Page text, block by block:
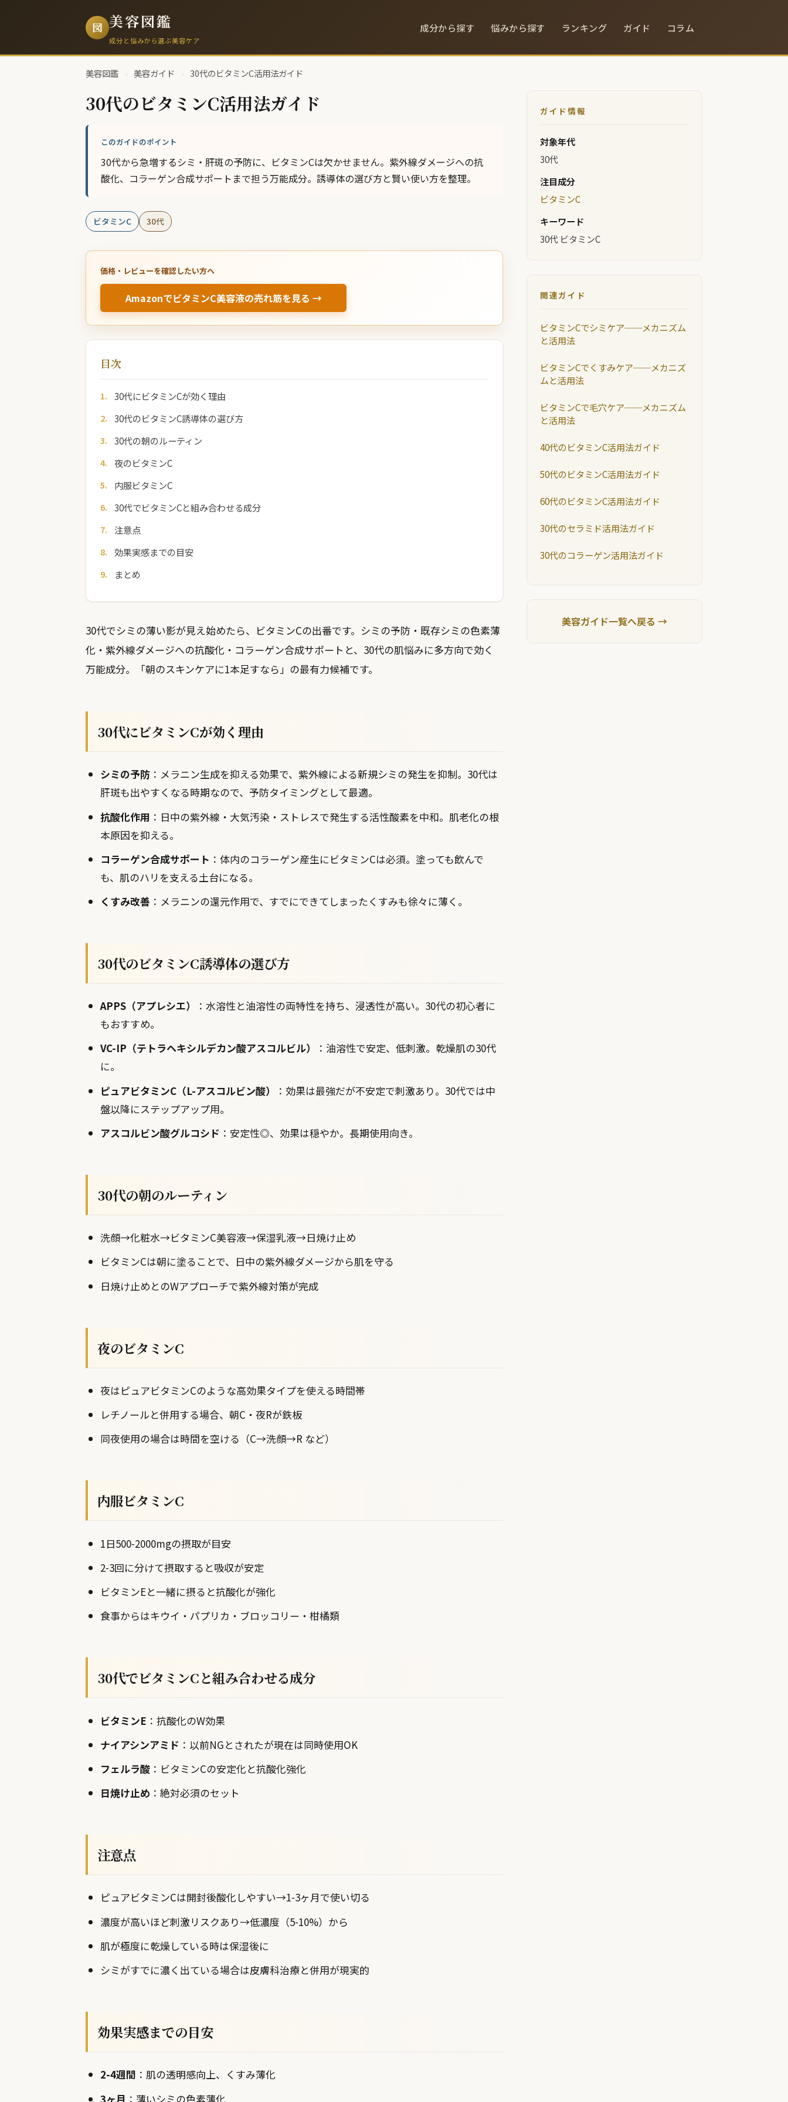
図 美容図鑑
成分と悩みから選ぶ美容ケア
成分から探す 悩みから探す ランキング ガイド コラム
美容図鑑 › 美容ガイド › 30代のビタミンC活用法ガイド
30代のビタミンC活用法ガイド
このガイドのポイント
30代から急増するシミ・肝斑の予防に、ビタミンCは欠かせません。紫外線ダメージへの抗
酸化、コラーゲン合成サポートまで担う万能成分。誘導体の選び方と賢い使い方を整理。
ビタミンC 30代
価格・レビューを確認したい方へ
AmazonでビタミンC美容液の売れ筋を見る →
目次
30代にビタミンCが効く理由
30代のビタミンC誘導体の選び方
30代の朝のルーティン
夜のビタミンC
内服ビタミンC
30代でビタミンCと組み合わせる成分
注意点
効果実感までの目安
まとめ
30代でシミの薄い影が見え始めたら、ビタミンCの出番です。シミの予防・既存シミの色素薄
化・紫外線ダメージへの抗酸化・コラーゲン合成サポートと、30代の肌悩みに多方向で効く
万能成分。「朝のスキンケアに1本足すなら」の最有力候補です。
30代にビタミンCが効く理由
シミの予防 ：メラニン生成を抑える効果で、紫外線による新規シミの発生を抑制。30代は
肝斑も出やすくなる時期なので、予防タイミングとして最適。
抗酸化作用 ：日中の紫外線・大気汚染・ストレスで発生する活性酸素を中和。肌老化の根
本原因を抑える。
コラーゲン合成サポート ：体内のコラーゲン産生にビタミンCは必須。塗っても飲んで
も、肌のハリを支える土台になる。
くすみ改善 ：メラニンの還元作用で、すでにできてしまったくすみも徐々に薄く。
30代のビタミンC誘導体の選び方
APPS（アプレシエ）
：水溶性と油溶性の両特性を持ち、浸透性が高い。30代の初心者に
もおすすめ。
VC-IP（テトラヘキシルデカン酸アスコルビル）
：油溶性で安定、低刺激。乾燥肌の30代
に。
ピュアビタミンC（L-アスコルビン酸）
：効果は最強だが不安定で刺激あり。30代では中
盤以降にステップアップ用。
アスコルビン酸グルコシド ：安定性◎、効果は穏やか。長期使用向き。
30代の朝のルーティン
洗顔→化粧水→ビタミンC美容液→保湿乳液→日焼け止め
ビタミンCは朝に塗ることで、日中の紫外線ダメージから肌を守る
日焼け止めとのWアプローチで紫外線対策が完成
夜のビタミンC
夜はピュアビタミンCのような高効果タイプを使える時間帯
レチノールと併用する場合、朝C・夜Rが鉄板
同夜使用の場合は時間を空ける（C→洗顔→R など）
内服ビタミンC
1日500-2000mgの摂取が目安
2-3回に分けて摂取すると吸収が安定
ビタミンEと一緒に摂ると抗酸化が強化
食事からはキウイ・パプリカ・ブロッコリー・柑橘類
30代でビタミンCと組み合わせる成分
ビタミンE ：抗酸化のW効果
ナイアシンアミド ：以前NGとされたが現在は同時使用OK
フェルラ酸 ：ビタミンCの安定化と抗酸化強化
日焼け止め ：絶対必須のセット
注意点
ピュアビタミンCは開封後酸化しやすい→1-3ヶ月で使い切る
濃度が高いほど刺激リスクあり→低濃度（5-10%）から
肌が極度に乾燥している時は保湿後に
シミがすでに濃く出ている場合は皮膚科治療と併用が現実的
効果実感までの目安
2-4週間 ：肌の透明感向上、くすみ薄化
3ヶ月 ：薄いシミの色素薄化
ガイド情報
対象年代
30代
注目成分
ビタミンC
キーワード
30代 ビタミンC
関連ガイド
ビタミンCでシミケア──メカニズム
と活用法
ビタミンCでくすみケア──メカニズ
ムと活用法
ビタミンCで毛穴ケア──メカニズム
と活用法
40代のビタミンC活用法ガイド
50代のビタミンC活用法ガイド
60代のビタミンC活用法ガイド
30代のセラミド活用法ガイド
30代のコラーゲン活用法ガイド
美容ガイド一覧へ戻る →